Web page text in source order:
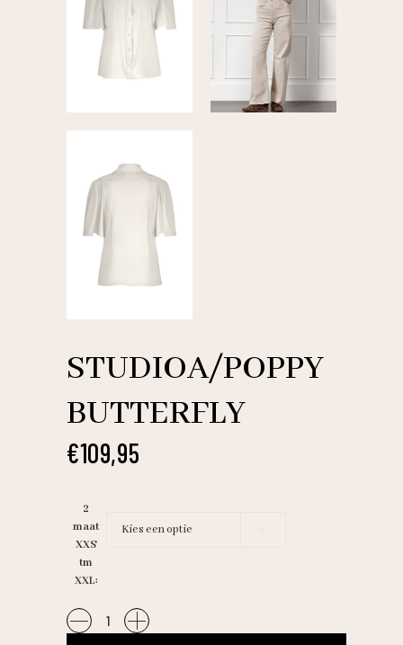
STUDIOA/POPPY
BUTTERFLY
€109,95
2
maat
XXS
tm
XXL
Kies een optie
StudioA/poppy
butterfly